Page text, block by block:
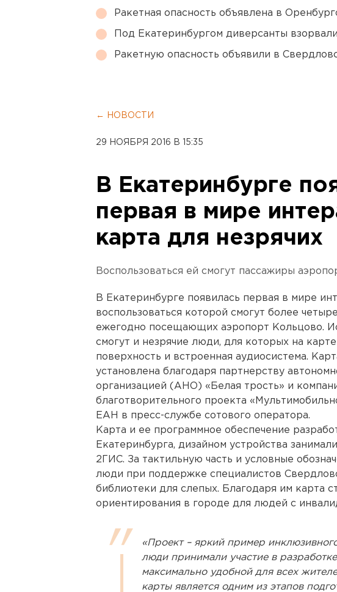
Ракетная опасность объявлена в
Под Екатеринбургом диверсанты
Ракетную опасность объявили в
← НОВОСТИ
29 НОЯБРЯ 2016 В 15:35
В Екатеринбурге
первая в мире
карта для незрячих
Воспользоваться ей смогут пассажиры
В Екатеринбурге появилась первая в мире
воспользоваться которой смогут более
ежегодно посещающих аэропорт Кольцово.
смогут и незрячие люди, для которых на
поверхность и встроенная аудиосистема.
установлена благодаря партнерству
организацией (АНО) «Белая трость» и
благотворительного проекта
ЕАН в пресс-службе сотового оператора.
Карта и ее программное обеспечение
Екатеринбурга, дизайном устройства
2ГИС. За тактильную часть и условные
люди при поддержке специалистов
библиотеки для слепых. Благодаря им карта
ориентирования в городе для людей с
«Проект – яркий пример
люди принимали участие в
максимально удобной для всех
карты является одним из этапов